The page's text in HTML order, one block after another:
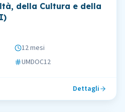
della Cultura e della
12 mesi
UMDOC12
Dettagli